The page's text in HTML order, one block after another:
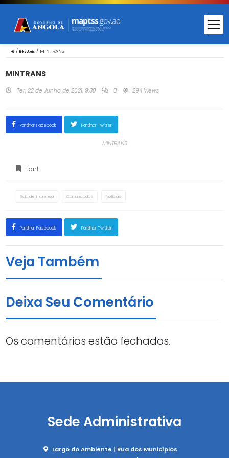
/ Links Uteis/ MINTRANS
MINTRANS
Ter, 22 de Junho de 2021, 9:30 0 294 Views
Partilhar Facebook Partilhar Twitter
MINTRANS
Font:
Sala de Imprensa Comunicados Notícias
Partilhar Facebook Partilhar Twitter
Veja Também
Deixa Seu Comentário
Os comentários estão fechados.
Sede Administrativa
Largo do Ambiente | Rua dos Municípios